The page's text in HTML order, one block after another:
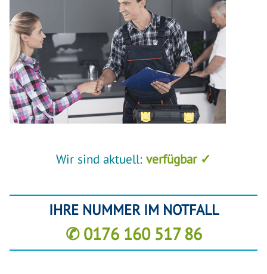
Wir sind aktuell: verfügbar ✓
IHRE NUMMER IM NOTFALL
✆ 0176 160 517 86